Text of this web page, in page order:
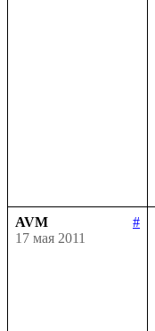
AVM
#
17 мая 2011